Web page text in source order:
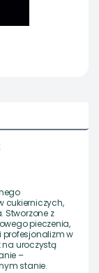
cukierniczych,
Stworzone z
pieczenia,
profesjonalizm w
na uroczystą
–
stanie.